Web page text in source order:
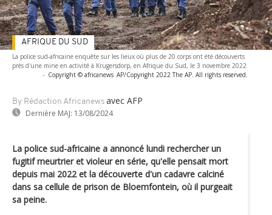
La police sud-africaine enquête sur les lieux où plus de 20 corps ont été découverts
près d'une mine en activité à Krugersdorp, en Afrique du Sud, le 3 novembre 2022
- Copyright © africanews AP/Copyright 2022 The AP. All rights reserved.
By Rédaction Africanews avec AFP
Dernière MAJ: 13/08/2024
AFRIQUE DU SUD
La police sud-africaine a annoncé lundi rechercher un
fugitif meurtrier et violeur en série, qu'elle pensait mort
depuis mai 2022 et la découverte d'un cadavre calciné
dans sa cellule de prison de Bloemfontein, où il purgeait
sa peine.